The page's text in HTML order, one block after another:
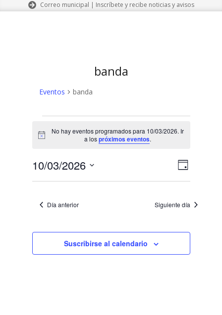
Correo municipal | Inscríbete y recibe noticias y avisos
banda
Eventos banda
en
10/03/2026
Aviso
No hay eventos programados para 10/03/2026. Ir
a lospróximos eventos.
N
a
v
g
a
N
e
i
Día
10/03/2026
Día anterior Siguiente día
Suscribirse al calendario